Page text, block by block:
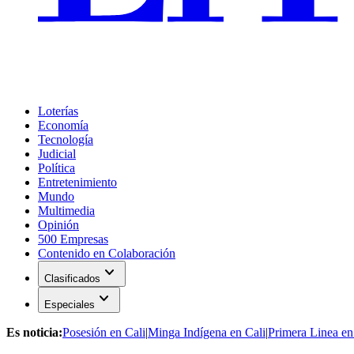
Loterías
Economía
Tecnología
Judicial
Política
Entretenimiento
Mundo
Multimedia
Opinión
500 Empresas
Contenido en Colaboración
Clasificados expand_more
Especiales expand_more
Es noticia:Posesión en Cali|Minga Indígena en Cali|Primera Linea